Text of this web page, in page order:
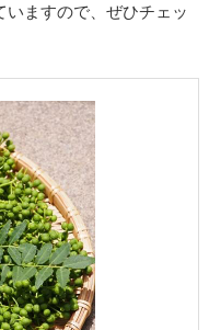
いますので、ぜひチェッ